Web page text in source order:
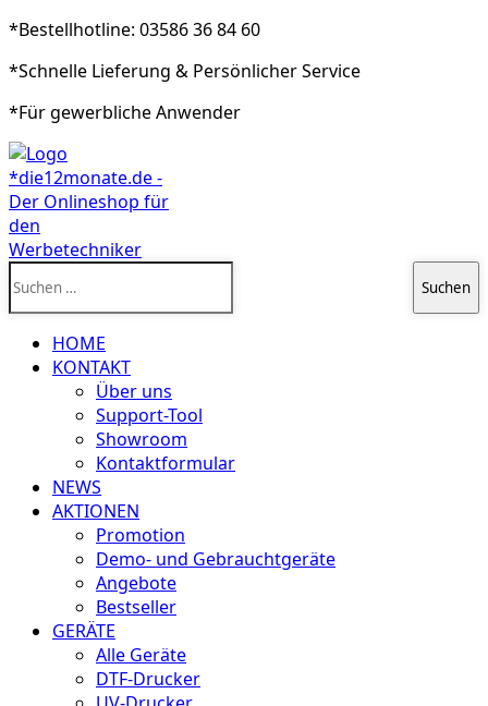
*Bestellhotline: 03586 36 84 60
*Schnelle Lieferung & Persönlicher Service
*Für gewerbliche Anwender
nach:
HOME
KONTAKT
Über uns
Support-Tool
Showroom
Kontaktformular
NEWS
AKTIONEN
Promotion
Demo- und Gebrauchtgeräte
Angebote
Bestseller
GERÄTE
Alle Geräte
DTF-Drucker